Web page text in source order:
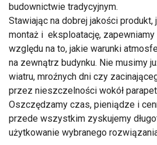
budownictwie tradycyjnym.
Stawiając na dobrej jakości produkt,
montaż i eksploatację,
względu na to, jakie warunki
na zewnątrz budynku. Nie musimy
wiatru, mroźnych dni czy
przez nieszczelności wokół
Oszczędzamy czas, pieniądze i
przede wszystkim zyskujemy
użytkowanie wybranego